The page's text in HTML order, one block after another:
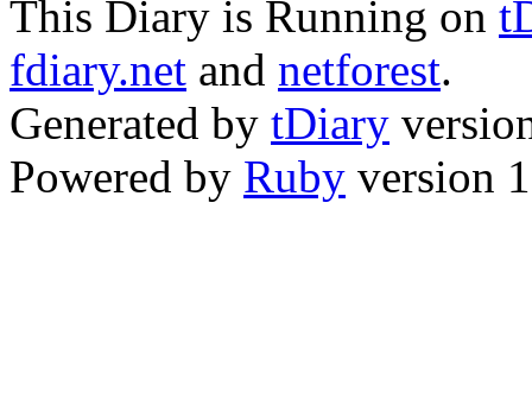
This Diary is Running on
fdiary.net and netforest.
Generated by tDiary
Powered by Ruby version